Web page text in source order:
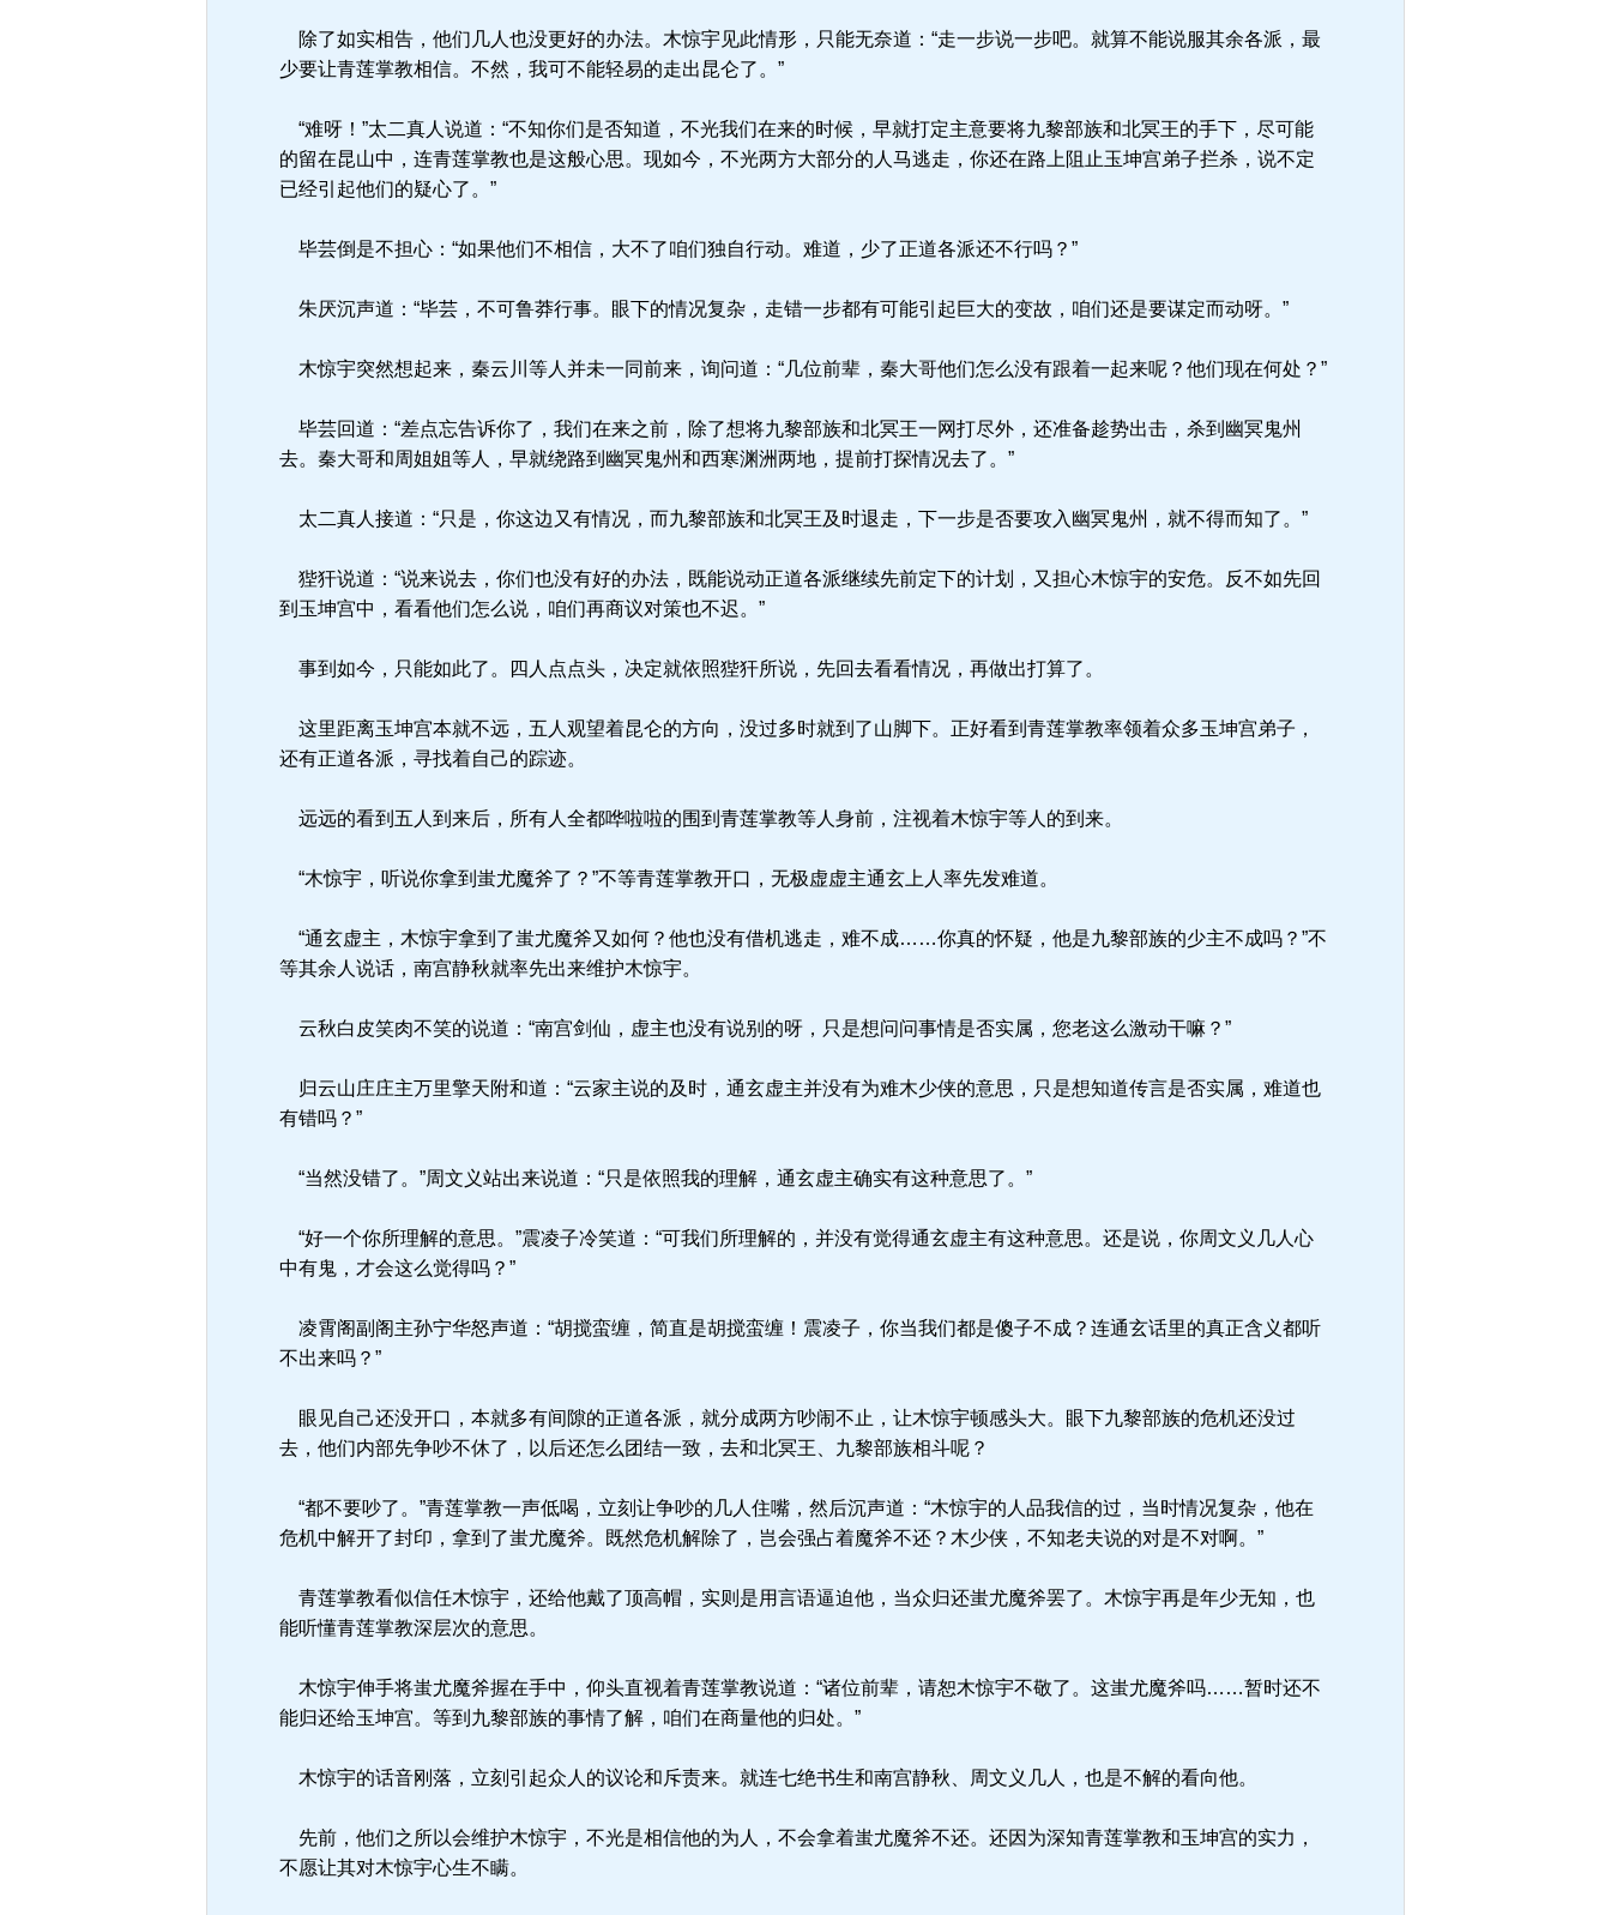
除了如实相告，他们几人也没更好的办法。木惊宇见此情形，只能无奈道：“走一步说一步吧。就算不能说服其余各派，最
少要让青莲掌教相信。不然，我可不能轻易的走出昆仑了。”
“难呀！”太二真人说道：“不知你们是否知道，不光我们在来的时候，早就打定主意要将九黎部族和北冥王的手下，尽可能
的留在昆山中，连青莲掌教也是这般心思。现如今，不光两方大部分的人马逃走，你还在路上阻止玉坤宫弟子拦杀，说不定
已经引起他们的疑心了。”
毕芸倒是不担心：“如果他们不相信，大不了咱们独自行动。难道，少了正道各派还不行吗？”
朱厌沉声道：“毕芸，不可鲁莽行事。眼下的情况复杂，走错一步都有可能引起巨大的变故，咱们还是要谋定而动呀。”
木惊宇突然想起来，秦云川等人并未一同前来，询问道：“几位前辈，秦大哥他们怎么没有跟着一起来呢？他们现在何处？”
毕芸回道：“差点忘告诉你了，我们在来之前，除了想将九黎部族和北冥王一网打尽外，还准备趁势出击，杀到幽冥鬼州
去。秦大哥和周姐姐等人，早就绕路到幽冥鬼州和西寒渊洲两地，提前打探情况去了。”
太二真人接道：“只是，你这边又有情况，而九黎部族和北冥王及时退走，下一步是否要攻入幽冥鬼州，就不得而知了。”
狴犴说道：“说来说去，你们也没有好的办法，既能说动正道各派继续先前定下的计划，又担心木惊宇的安危。反不如先回
到玉坤宫中，看看他们怎么说，咱们再商议对策也不迟。”
事到如今，只能如此了。四人点点头，决定就依照狴犴所说，先回去看看情况，再做出打算了。
这里距离玉坤宫本就不远，五人观望着昆仑的方向，没过多时就到了山脚下。正好看到青莲掌教率领着众多玉坤宫弟子，
还有正道各派，寻找着自己的踪迹。
远远的看到五人到来后，所有人全都哗啦啦的围到青莲掌教等人身前，注视着木惊宇等人的到来。
“木惊宇，听说你拿到蚩尤魔斧了？”不等青莲掌教开口，无极虚虚主通玄上人率先发难道。
“通玄虚主，木惊宇拿到了蚩尤魔斧又如何？他也没有借机逃走，难不成……你真的怀疑，他是九黎部族的少主不成吗？”不
等其余人说话，南宫静秋就率先出来维护木惊宇。
云秋白皮笑肉不笑的说道：“南宫剑仙，虚主也没有说别的呀，只是想问问事情是否实属，您老这么激动干嘛？”
归云山庄庄主万里擎天附和道：“云家主说的及时，通玄虚主并没有为难木少侠的意思，只是想知道传言是否实属，难道也
有错吗？”
“当然没错了。”周文义站出来说道：“只是依照我的理解，通玄虚主确实有这种意思了。”
“好一个你所理解的意思。”震凌子冷笑道：“可我们所理解的，并没有觉得通玄虚主有这种意思。还是说，你周文义几人心
中有鬼，才会这么觉得吗？”
凌霄阁副阁主孙宁华怒声道：“胡搅蛮缠，简直是胡搅蛮缠！震凌子，你当我们都是傻子不成？连通玄话里的真正含义都听
不出来吗？”
眼见自己还没开口，本就多有间隙的正道各派，就分成两方吵闹不止，让木惊宇顿感头大。眼下九黎部族的危机还没过
去，他们内部先争吵不休了，以后还怎么团结一致，去和北冥王、九黎部族相斗呢？
“都不要吵了。”青莲掌教一声低喝，立刻让争吵的几人住嘴，然后沉声道：“木惊宇的人品我信的过，当时情况复杂，他在
危机中解开了封印，拿到了蚩尤魔斧。既然危机解除了，岂会强占着魔斧不还？木少侠，不知老夫说的对是不对啊。”
青莲掌教看似信任木惊宇，还给他戴了顶高帽，实则是用言语逼迫他，当众归还蚩尤魔斧罢了。木惊宇再是年少无知，也
能听懂青莲掌教深层次的意思。
木惊宇伸手将蚩尤魔斧握在手中，仰头直视着青莲掌教说道：“诸位前辈，请恕木惊宇不敬了。这蚩尤魔斧吗……暂时还不
能归还给玉坤宫。等到九黎部族的事情了解，咱们在商量他的归处。”
木惊宇的话音刚落，立刻引起众人的议论和斥责来。就连七绝书生和南宫静秋、周文义几人，也是不解的看向他。
先前，他们之所以会维护木惊宇，不光是相信他的为人，不会拿着蚩尤魔斧不还。还因为深知青莲掌教和玉坤宫的实力，
不愿让其对木惊宇心生不瞒。